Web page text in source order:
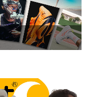
าม "เพื่อนร่วมทาง" ที่มีศักยภาพ